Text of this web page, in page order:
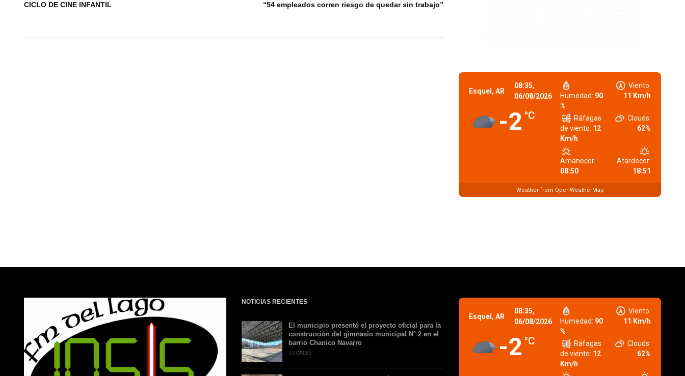
CICLO DE CINE INFANTIL “54 empleados corren riesgo de quedar sin trabajo”
Esquel, AR
08:35,
06/08/2026
-2 °C
Humedad: 90
%
Viento:
11 Km/h
Ráfagas
de viento: 12
Km/h
Clouds:
62%
Amanecer:
08:50
Atardecer:
18:51
Weather from OpenWeatherMap
NOTICIAS RECIENTES
El municipio presentó el proyecto oficial para la
construcción del gimnasio municipal N° 2 en el
barrio Chanico Navarro
LOCALES
Esquel, AR
08:35,
06/08/2026
-2 °C
Humedad: 90
%
Viento:
11 Km/h
Ráfagas
de viento: 12
Km/h
Clouds:
62%